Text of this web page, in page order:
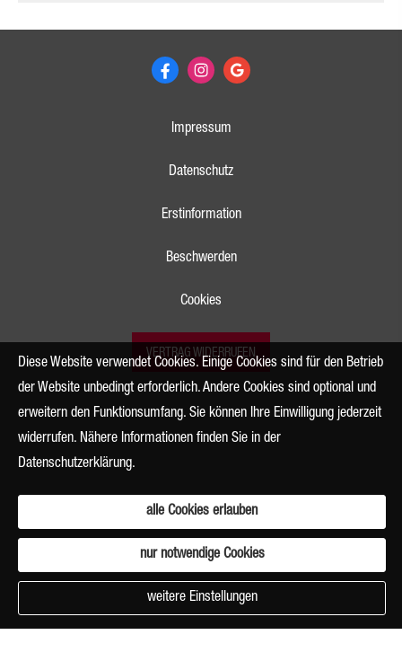
Impressum
Datenschutz
Erstinformation
Beschwerden
Cookies
VERTRAG WIDERRUFEN
Diese Website verwendet Cookies. Einige Cookies sind für den Betrieb
der Website unbedingt erforderlich. Andere Cookies sind optional und
erweitern den Funktionsumfang. Sie können Ihre Einwilligung jederzeit
widerrufen. Nähere Informationen finden Sie in der
Datenschutzerklärung.
alle Cookies erlauben
nur notwendige Cookies
weitere Einstellungen